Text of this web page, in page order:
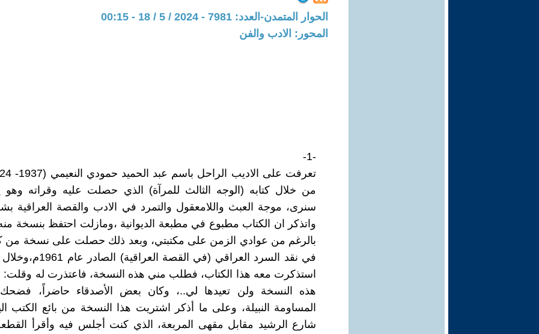
الحوار المتمدن-العدد: 7981 - 2024 / 5 / 18 - 00:15
المحور: الادب والفن
-1-
من خلال كتابه (الوجه الثالث للمرآة) الذي حصلت عليه وقراته وهو
سنرى، موجة العبث واللامعقول والتمرد في الادب والقصة العراقية
واتذكر ان الكتاب مطبوع في مطبعة الديوانية ،ومازلت احتفظ بنسخة
بالرغم من عوادي الزمن على مكتبتي، وبعد ذلك حصلت على نسخة من
في نقد السرد العراقي (في القصة
استذكرت معه هذا الكتاب، فطلب مني هذه النسخة، فاعتذرت له وقلت:
هذه النسخة ولن تعيدها لي..، وكان بعض الأصدقاء حاضراً،
المساومة النبيلة، وعلى ما أذكر اشتريت هذا النسخة من بائع الكتب
شارع الرشيد مقابل مقهى المربعة، الذي كنت أجلس فيه وأقرأ